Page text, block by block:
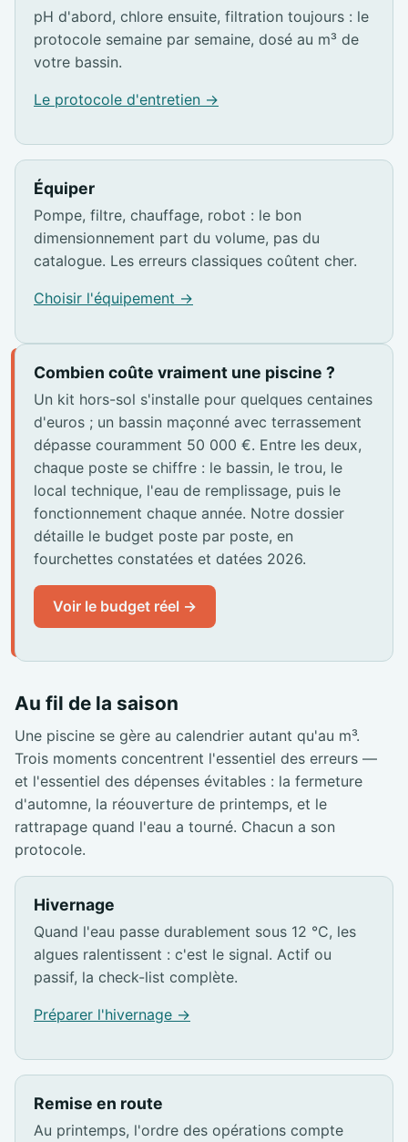
pH d'abord, chlore ensuite, filtration toujours : le
protocole semaine par semaine, dosé au m³ de
votre bassin.
Le protocole d'entretien →
Équiper
Pompe, filtre, chauffage, robot : le bon
dimensionnement part du volume, pas du
catalogue. Les erreurs classiques coûtent cher.
Choisir l'équipement →
Combien coûte vraiment une piscine ?
Un kit hors-sol s'installe pour quelques centaines
d'euros ; un bassin maçonné avec terrassement
dépasse couramment 50 000 €. Entre les deux,
chaque poste se chiffre : le bassin, le trou, le
local technique, l'eau de remplissage, puis le
fonctionnement chaque année. Notre dossier
détaille le budget poste par poste, en
fourchettes constatées et datées 2026.
Voir le budget réel →
Au fil de la saison
Une piscine se gère au calendrier autant qu'au m³.
Trois moments concentrent l'essentiel des erreurs —
et l'essentiel des dépenses évitables : la fermeture
d'automne, la réouverture de printemps, et le
rattrapage quand l'eau a tourné. Chacun a son
protocole.
Hivernage
Quand l'eau passe durablement sous 12 °C, les
algues ralentissent : c'est le signal. Actif ou
passif, la check-list complète.
Préparer l'hivernage →
Remise en route
Au printemps, l'ordre des opérations compte